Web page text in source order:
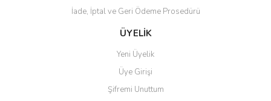
İade, İptal ve Geri Ödeme Prosedürü
ÜYELİK
Yeni Üyelik
Üye Girişi
Şifremi Unuttum